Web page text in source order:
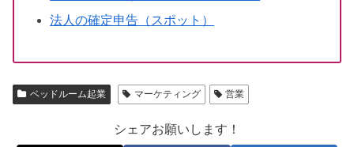
法人の確定申告（スポット）
ベッドルーム起業 マーケティング 営業
シェアお願いします！